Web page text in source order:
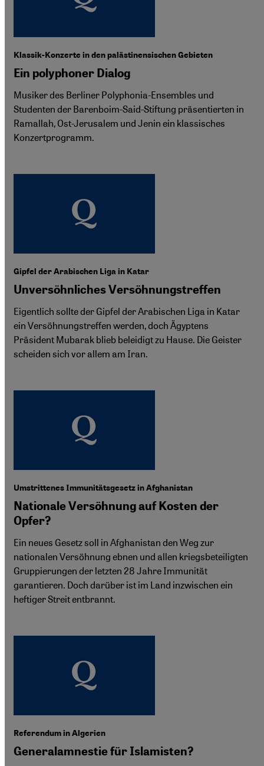
Klassik-Konzerte in den palästinensischen Gebieten
Ein polyphoner Dialog
Musiker des Berliner Polyphonia-Ensembles und
Studenten der Barenboim-Said-Stiftung präsentierten in
Ramallah, Ost-Jerusalem und Jenin ein klassisches
Konzertprogramm.
Gipfel der Arabischen Liga in Katar
Unversöhnliches Versöhnungstreffen
Eigentlich sollte der Gipfel der Arabischen Liga in Katar
ein Versöhnungstreffen werden, doch Ägyptens
Präsident Mubarak blieb beleidigt zu Hause. Die Geister
scheiden sich vor allem am Iran.
Umstrittenes Immunitätsgesetz in Afghanistan
Nationale Versöhnung auf Kosten der
Opfer?
Ein neues Gesetz soll in Afghanistan den Weg zur
nationalen Versöhnung ebnen und allen kriegsbeteiligten
Gruppierungen der letzten 28 Jahre Immunität
garantieren. Doch darüber ist im Land inzwischen ein
heftiger Streit entbrannt.
Referendum in Algerien
Generalamnestie für Islamisten?